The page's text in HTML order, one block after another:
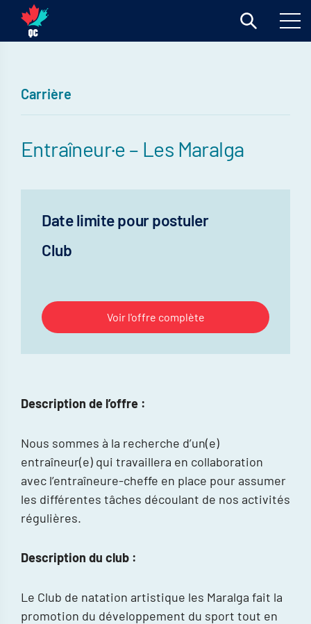
Carrière
Entraîneur·e – Les Maralga
Description de l’offre :
Nous sommes à la recherche d’un(e)
entraîneur(e) qui travaillera en collaboration
avec l’entraîneure-cheffe en place pour assumer
les différentes tâches découlant de nos activités
régulières.
Description du club :
Le Club de natation artistique les Maralga fait la
promotion du développement du sport tout en
Date limite pour postuler
Club
Voir l'offre complète